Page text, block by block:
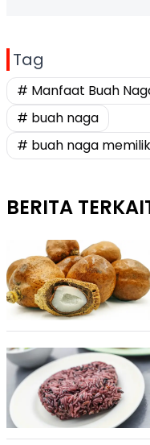
Tag
# Manfaat Buah
# buah naga
# buah naga
BERITA